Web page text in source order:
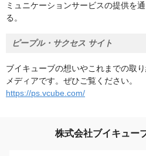
ミュニケーションサービスの提供を
る。
ピープル・サクセス サイト
ブイキューブの想いやこれまでの取
メディアです。ぜひご覧ください。
https://ps.vcube.com/
株式会社ブイキュー